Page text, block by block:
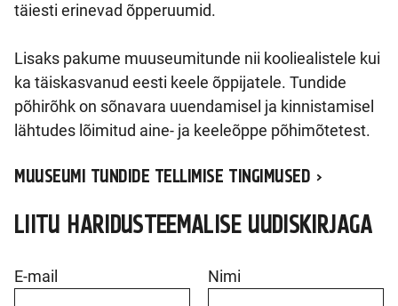
täiesti erinevad õpperuumid.
Lisaks pakume muuseumitunde nii kooliealistele kui
ka täiskasvanud eesti keele õppijatele. Tundide
põhirõhk on sõnavara uuendamisel ja kinnistamisel
lähtudes lõimitud aine- ja keeleõppe põhimõtetest.
MUUSEUMI TUNDIDE TELLIMISE TINGIMUSED
LIITU HARIDUSTEEMALISE UUDISKIRJAGA
E-mail Nimi